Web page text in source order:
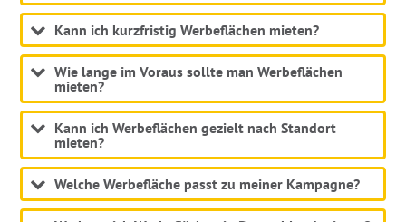
Kann ich kurzfristig Werbeflächen mieten?
Wie lange im Voraus sollte man Werbeflächen
mieten?
Kann ich Werbeflächen gezielt nach Standort
mieten?
Welche Werbefläche passt zu meiner Kampagne?